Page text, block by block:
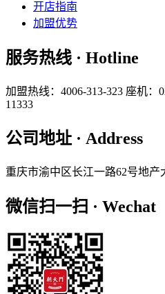
开店指南
加盟优势
服务热线 · Hotline
加盟热线：4006-313-323 座机：
11333
公司地址 · Address
重庆市渝中区长江一路62号地产
微信扫一扫 · Wechat